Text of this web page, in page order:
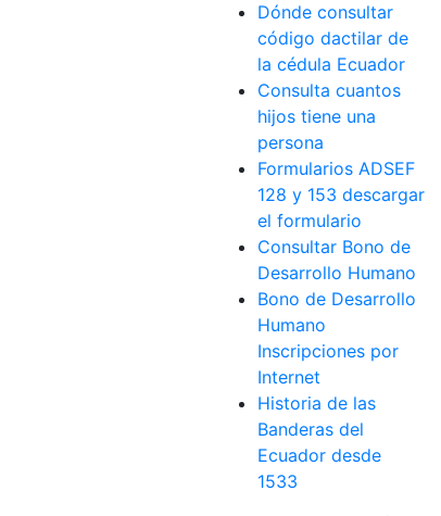
Dónde consultar
código dactilar de
la cédula Ecuador
Consulta cuantos
hijos tiene una
persona
Formularios ADSEF
128 y 153 descargar
el formulario
Consultar Bono de
Desarrollo Humano
Bono de Desarrollo
Humano
Inscripciones por
Internet
Historia de las
Banderas del
Ecuador desde
1533